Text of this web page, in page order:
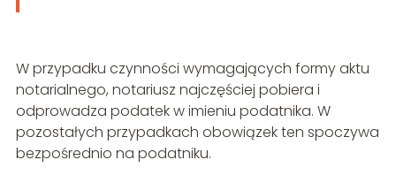
W przypadku czynności wymagających formy aktu
notarialnego, notariusz najczęściej pobiera i
odprowadza podatek w imieniu podatnika. W
pozostałych przypadkach obowiązek ten spoczywa
bezpośrednio na podatniku.